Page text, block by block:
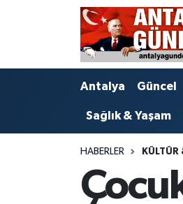
Antalya Güncel
Sağlık & Yaşam
HABERLER
Antalya
Bilim & Teknoloji
Antalya Nöbetçi
Antalya Hava Durumu
Antalya Namaz Vakitleri
Süper Lig Puan Durumu